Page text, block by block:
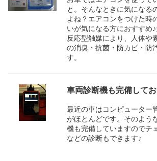
と。そんなときに気にな
よね？エアコンをつけた時
いが気になる方におすすめ
反応型触媒により、人体や
の消臭・抗菌・防カビ・防
す。
車両診断機も完備して
最近の車はコンピューター
がほとんどです。そのよう
機も完備していますのでチ
などの診断もできます♪